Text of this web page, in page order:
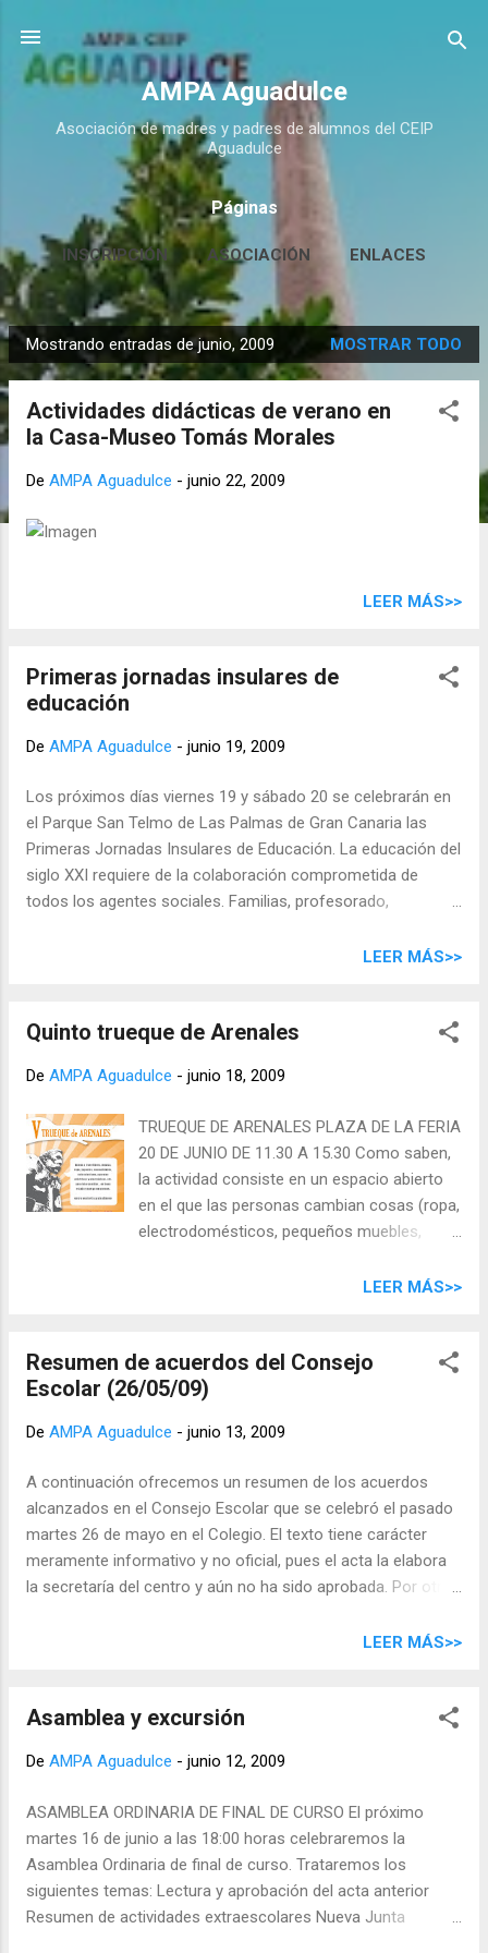
Ir al contenido principal
AMPA Aguadulce
Asociación de madres y padres de alumnos del CEIP
Aguadulce
Páginas
INSCRIPCIÓN ASOCIACIÓN ENLACES
CONTACTO MÁS… HUERTO ESCOLAR
E
n
Mostrando entradas de junio, 2009 MOSTRAR TODO
Actividades didácticas de verano en
la Casa-Museo Tomás Morales
De AMPA Aguadulce - junio 22, 2009
LEER MÁS>>
Primeras jornadas insulares de
educación
De AMPA Aguadulce - junio 19, 2009
Los próximos días viernes 19 y sábado 20 se celebrarán en
el Parque San Telmo de Las Palmas de Gran Canaria las
Primeras Jornadas Insulares de Educación. La educación del
siglo XXI requiere de la colaboración comprometida de
todos los agentes sociales. Familias, profesorado,
gubernamentales e instituciones públicas tienen el reto de
población. Desde este convencimiento, el Cabildo de Gran
Juventud, en colaboración con los Ayuntamientos de la isla,
Radio ECCA y la Red Canaria de Escuelas Solidarias,
promueve estas Primeras Jornadas Insulares de Educación
con el propósito de mostrar y poner en valor la contribución
de las administraciones locales al desarrollo de la educación
en Gran Canaria. Fuente: Grancanariaeduca.es Programa
(pdf) Díptico (pdf)
LEER MÁS>>
Quinto trueque de Arenales
De AMPA Aguadulce - junio 18, 2009
TRUEQUE DE ARENALES PLAZA DE LA FERIA
20 DE JUNIO DE 11.30 A 15.30 Como saben,
la actividad consiste en un espacio abierto
en el que las personas cambian cosas (ropa,
electrodomésticos, pequeños muebles,
complementos, etc) entre ellos y sin dinero.
porque todavía sirve. Y, además para
pasarnos un ratito diferente.
LEER MÁS>>
Resumen de acuerdos del Consejo
Escolar (26/05/09)
De AMPA Aguadulce - junio 13, 2009
A continuación ofrecemos un resumen de los acuerdos
alcanzados en el Consejo Escolar que se celebró el pasado
martes 26 de mayo en el Colegio. El texto tiene carácter
meramente informativo y no oficial, pues el acta la elabora
la secretaría del centro y aún no ha sido aprobada. Por otra
contacto para aquellos que quieran hacer llegar propuestas,
consejoescolar@ampaaguadulce.com Consejo Escolar del
informó de que va a solicitar una subvención al Cabildo para
el Centro (sujeto a las bases publicadas en el Boletín de 18
de mayo de 2009 ). El proyecto tendrá los siguientes ejes:
plan de acogida; normas de convivencia (relacionado con la
biblioteca); huerto escolar y embellecimiento; colaboración
de las familias con las actividades educativ...
LEER MÁS>>
Asamblea y excursión
De AMPA Aguadulce - junio 12, 2009
ASAMBLEA ORDINARIA DE FINAL DE CURSO El próximo
martes 16 de junio a las 18:00 horas celebraremos la
Asamblea Ordinaria de final de curso. Trataremos los
siguientes temas: Lectura y aprobación del acta anterior
Resumen de actividades extraescolares Nueva Junta